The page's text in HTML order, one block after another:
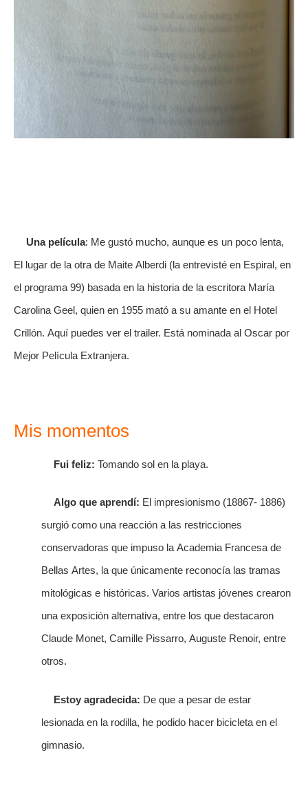
Una película: Me gustó mucho, aunque es un poco lenta,
El lugar de la otra de Maite Alberdi (la entrevisté en Espiral, en
el programa 99) basada en la historia de la escritora María
Carolina Geel, quien en 1955 mató a su amante en el Hotel
Crillón. Aquí puedes ver el trailer. Está nominada al Oscar por
Mejor Película Extranjera.
Mis momentos
Fui feliz: Tomando sol en la playa.
Algo que aprendí: El impresionismo (18867- 1886)
surgió como una reacción a las restricciones
conservadoras que impuso la Academia Francesa de
Bellas Artes, la que únicamente reconocía las tramas
mitológicas e históricas. Varios artistas jóvenes crearon
una exposición alternativa, entre los que destacaron
Claude Monet, Camille Pissarro, Auguste Renoir, entre
otros.
Estoy agradecida: De que a pesar de estar
lesionada en la rodilla, he podido hacer bicicleta en el
gimnasio.